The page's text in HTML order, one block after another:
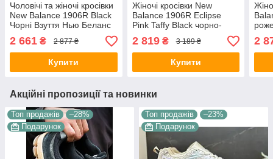
Чоловічі та жіночі кросівки
New Balance 1906R Black
Чорні Взуття Нью Беланс
1906Р текстиль
повсякденні демісезон
унісекс
2 661 ₴ 2 877 ₴
Купити
Жіночі кросівки New
Balance 1906R Eclipse
Pink Taffy Black чорно-
рожеві кеди Нью Беланс
1906Р шкіра текстиль
демісезон
2 819₴ 3 189 ₴
Купити
2
Акційні пропозиції та новинки
Топ продажів
–28%
Подарунок
Топ продажів
–23%
Подарунок